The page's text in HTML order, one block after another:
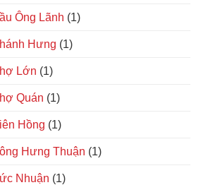
Ông Lãnh (1)
Hưng (1)
Lớn (1)
Quán (1)
Hồng (1)
Hưng Thuận (1)
Nhuận (1)